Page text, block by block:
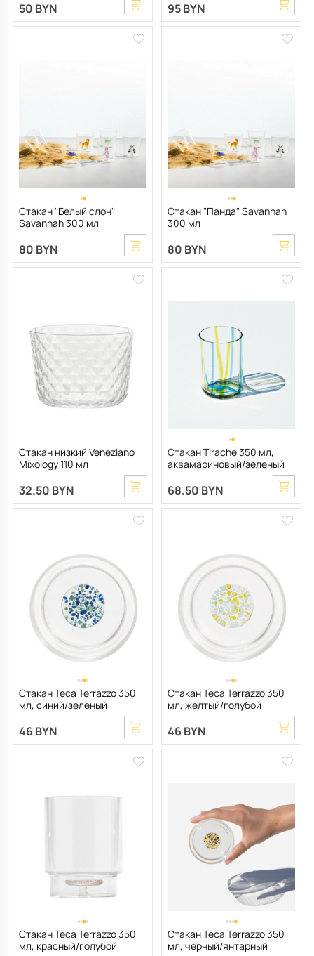
50 BYN 95 BYN
Стакан "Белый слон"
Savannah 300 мл
80 BYN
Стакан "Панда" Savannah
300 мл
80 BYN
Стакан низкий Veneziano
Mixology 110 мл
32.50 BYN
Стакан Tirache 350 мл,
аквамариновый/зеленый
68.50 BYN
Стакан Teca Terrazzo 350
мл, синий/зеленый
46 BYN
Стакан Teca Terrazzo 350
мл, желтый/голубой
46 BYN
Стакан Teca Terrazzo 350
мл, красный/голубой
Стакан Teca Terrazzo 350
мл, черный/янтарный